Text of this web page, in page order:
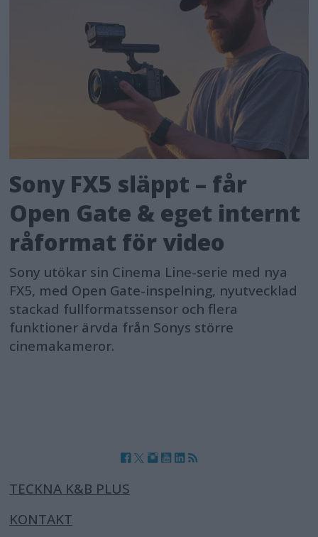
Sony FX5 släppt – får
Open Gate & eget internt
råformat för video
Sony utökar sin Cinema Line-serie med nya
FX5, med Open Gate-inspelning, nyutvecklad
stackad fullformatssensor och flera
funktioner ärvda från Sonys större
cinemakameror.
TECKNA K&B PLUS
KONTAKT